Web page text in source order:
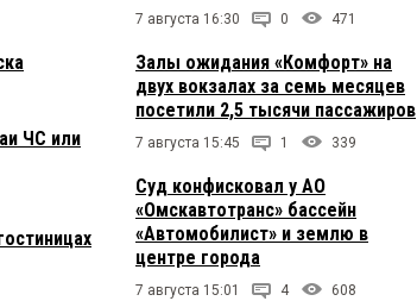
ЧС или
7 августа 16:30 0 471
Залы ожидания «Комфорт» на
двух вокзалах за семь месяцев
посетили 2,5 тысячи пассажиров
7 августа 15:45 1 339
Суд конфисковал у АО
«Омскавтотранс» бассейн
«Автомобилист» и землю в
центре города
7 августа 15:01 4 608